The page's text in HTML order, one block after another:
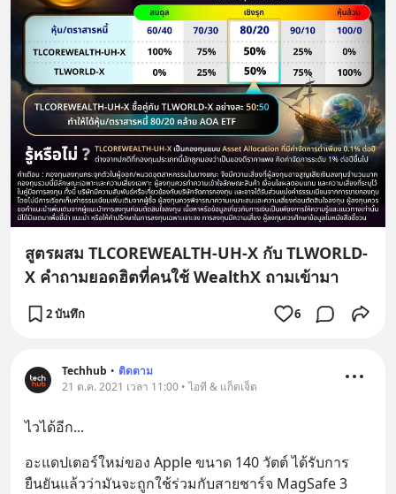
สูตรผสม TLCOREWEALTH-UH-X กับ TLWORLD-
X คำถามยอดฮิตที่คนใช้ WealthX ถามเข้ามา
2 บันทึก 6
Techhub • ติดตาม
21 ต.ค. 2021 เวลา 11:00 • ไอที & แก็ดเจ็ต
ไวได้อีก...
อะแดปเตอร์ใหม่ของ Apple ขนาด 140 วัตต์ ได้รับการ
ยืนยันแล้วว่ามันจะถูกใช้ร่วมกับสายชาร์จ MagSafe 3